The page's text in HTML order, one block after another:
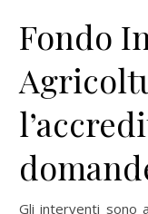
Fondo
Gli interventi sono